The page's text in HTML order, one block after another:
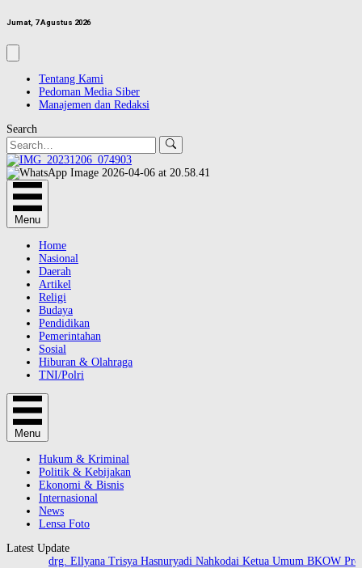
Jumat, 7 Agustus 2026
Tentang Kami
Pedoman Media Siber
Manajemen dan Redaksi
Search
Menu
Home
Nasional
Daerah
Artikel
Religi
Budaya
Pendidikan
Pemerintahan
Sosial
Hiburan & Olahraga
TNI/Polri
Menu
Hukum & Kriminal
Politik & Kebijakan
Ekonomi & Bisnis
Internasional
News
Lensa Foto
Latest Update
drg. Ellyana Trisya Hasnuryadi Nahkodai Ketua Umum BKOW